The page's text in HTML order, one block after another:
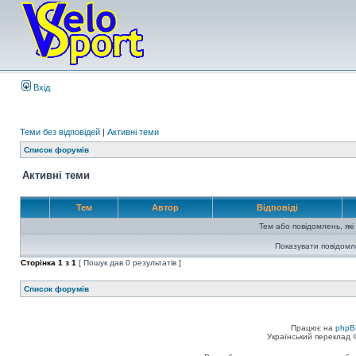
Вхід
Теми без відповідей | Активні теми
Список форумів
Активні теми
Тем Автор Відповіді
Тем або повідомлень,
Показувати
Сторінка 1 з 1 [ Пошук дав 0 результатів ]
Список форумів
Працює на
Український